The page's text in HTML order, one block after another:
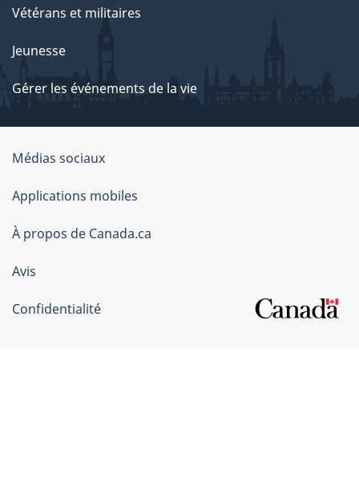
Vétérans et militaires
Jeunesse
Gérer les événements de la vie
Organisation
du
gouvernement
du
Canada
Médias sociaux
Applications mobiles
À propos de Canada.ca
Avis
Confidentialité